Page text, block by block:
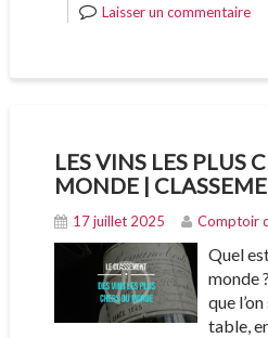
Laisser un commentaire
LES VINS LES PLUS
MONDE |
17 juillet 2025 Comptoir
Quel
monde
que
table,